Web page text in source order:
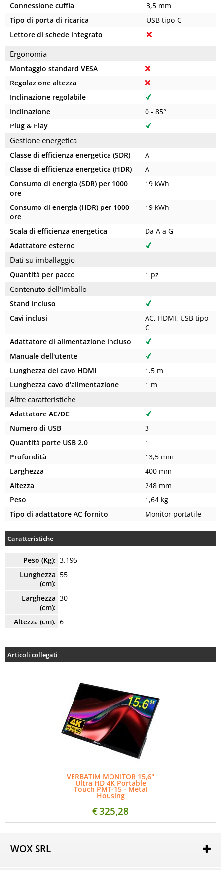
Connessione cuffia
3,5 mm
Tipo di porta di ricarica
USB tipo-C
Lettore di schede integrato
Ergonomia
Montaggio standard VESA
Regolazione altezza
Inclinazione regolabile
Inclinazione
0 - 85°
Plug & Play
Gestione energetica
Classe di efficienza energetica (SDR)
A
Classe di efficienza energetica (HDR)
A
Consumo di energia (SDR) per 1000
ore
19 kWh
Consumo di energia (HDR) per 1000
ore
19 kWh
Scala di efficienza energetica
Da A a G
Adattatore esterno
Dati su imballaggio
Quantità per pacco 1 pz
Contenuto dell'imballo
Stand incluso
Cavi inclusi
AC, HDMI, USB tipo-
C
Adattatore di alimentazione incluso
Manuale dell'utente
Lunghezza del cavo HDMI
1,5 m
Lunghezza cavo d'alimentazione
1 m
Altre caratteristiche
Adattatore AC/DC
Numero di USB
3
Quantità porte USB 2.0
1
Profondità
13,5 mm
Larghezza
400 mm
Altezza
248 mm
Peso
1,64 kg
Tipo di adattatore AC fornito
Monitor portatile
Caratteristiche
Peso (Kg): 3.195
Lunghezza
(cm):
55
Larghezza
(cm):
30
Altezza (cm): 6
Articoli collegati
VERBATIM MONITOR 15,6"
Ultra HD 4K Portable
Touch PMT-15 - Metal
Housing
€325,28
WOX SRL